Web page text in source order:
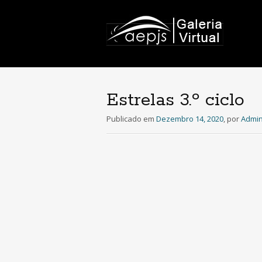
Estrelas 3.º ciclo
Publicado em Dezembro 14, 2020, por